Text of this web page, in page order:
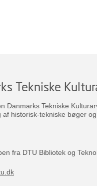
Tekniske
Danmarks Tekniske
af historisk-tekniske bøger
fra DTU Bibliotek og